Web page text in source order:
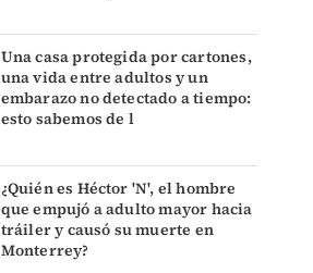
Una casa protegida por cartones,
una vida entre adultos y un
embarazo no detectado a tiempo:
esto sabemos de l
¿Quién es Héctor 'N', el hombre
que empujó a adulto mayor hacia
tráiler y causó su muerte en
Monterrey?